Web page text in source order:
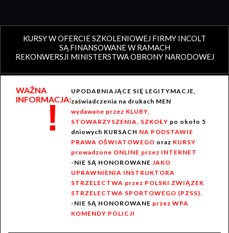
KURSY W OFERCIE SZKOLENIOWEJ FIRMY INCOLT
SĄ FINANSOWANE W RAMACH
REKONWERSJI MINISTERSTWA OBRONY NARODOWEJ
WAŻNA
INFORMACJA:
!
UPODABNIAJĄCE SIĘ LEGITYMACJE,
zaświadczenia na drukach MEN
wydawane przez KLUBY,
STOWARZYSZENIA, SZKOŁY po około 5
dniowych KURSACH NA PODSTAWIE
PRAWA OŚWIATOWEGO oraz KURSY
prowadzone ONLINE przez INTERNET
-NIE SĄ HONOROWANE JAKO
UPRAWNIENIA INSTRUKTORA
STRZELECTWA przez POLSKI ZWIĄZEK
STRZELECTWA SPORTOWEGO (PZSS).
-NIE SĄ HONOROWANE przez WPA
KOMENDY POLICJI